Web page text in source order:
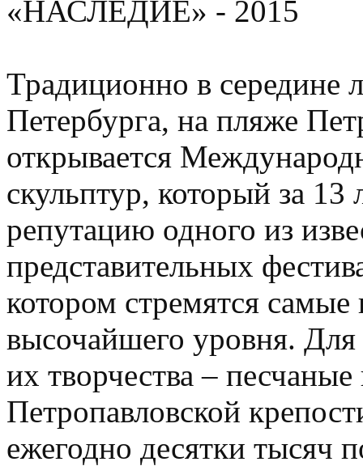
«НАСЛЕДИЕ» - 2015
Традиционно в середине
Петербурга, на пляже
открывается
скульптур, который за 13
репутацию одного из
представительных
котором стремятся
высочайшего уровня. Для
их творчества –
Петропавловской
ежегодно десятки тысяч